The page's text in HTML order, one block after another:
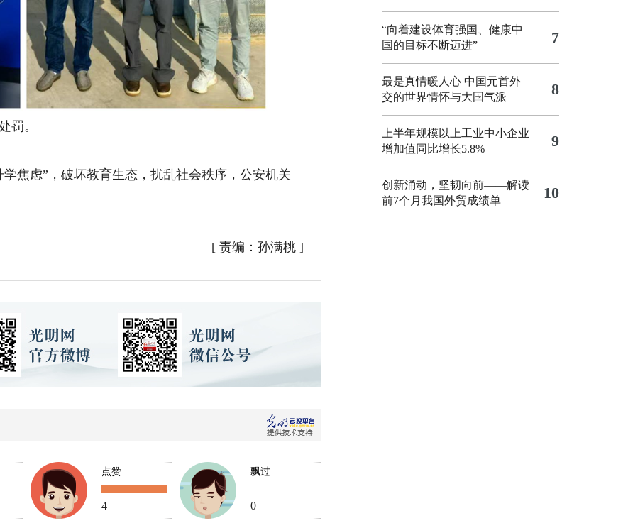
罚。
虑”，破坏教育生态，扰乱社会秩序，公安机关
[ 责编：孙满桃 ]
点赞
4
飘过
0
“向着建设体育强国、健康中
国的目标不断迈进”
7
最是真情暖人心 中国元首外
交的世界情怀与大国气派
8
上半年规模以上工业中小企业
增加值同比增长5.8%
9
创新涌动，坚韧向前——解读
前7个月我国外贸成绩单
10